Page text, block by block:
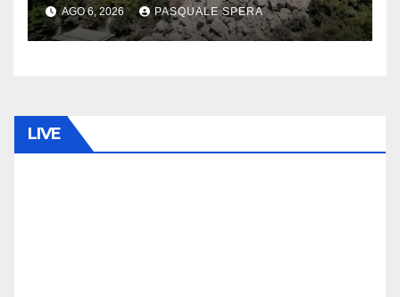
AGO 6, 2026 PASQUALE SPERA
LIVE